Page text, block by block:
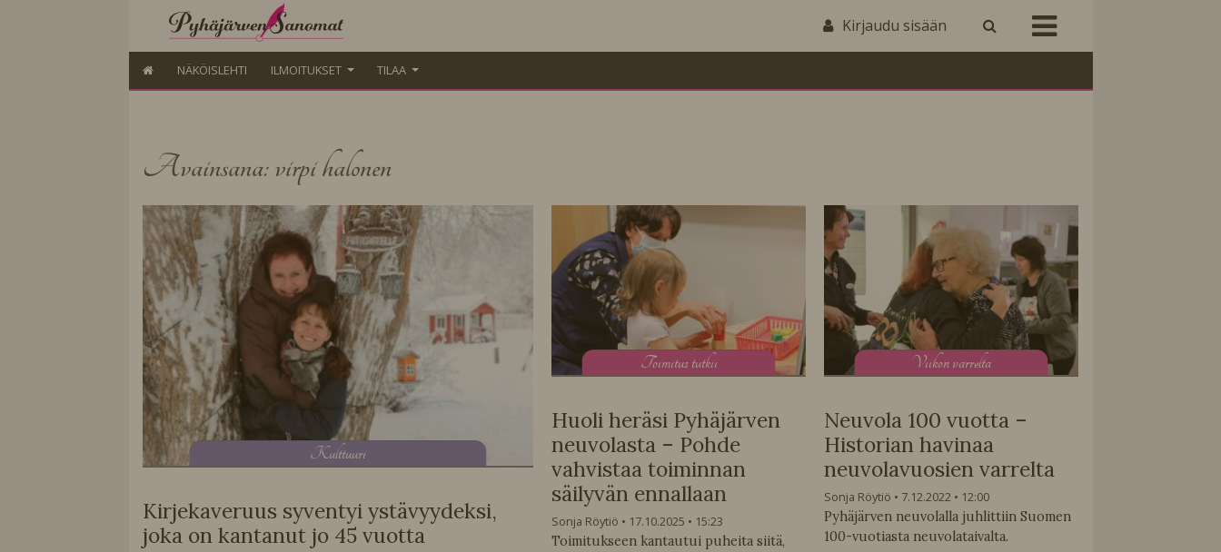
Kirjaudu sisään
NÄKÖISLEHTI ILMOITUKSET TILAA
Avainsana: virpi halonen
Kulttuuri
Kirjekaveruus syventyi ystävyydeksi,
joka on kantanut jo 45 vuotta
Toimitus tutkii
Huoli heräsi Pyhäjärven
neuvolasta – Pohde
vahvistaa toiminnan
säilyvän ennallaan
Sonja Röytiö 17.10.2025
15:23
Toimitukseen kantautui puheita siitä,
Viikon varrelta
Neuvola 100 vuotta –
Historian havinaa
neuvolavuosien varrelta
Sonja Röytiö 7.12.2022
12:00
Pyhäjärven neuvolalla juhlittiin Suomen
100-vuotiasta neuvolataivalta.